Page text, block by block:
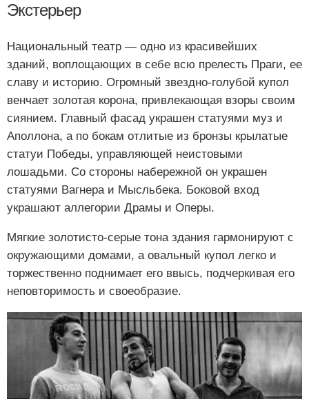
Экстерьер
Национальный театр — одно из красивейших
зданий, воплощающих в себе всю прелесть Праги, ее
славу и историю. Огромный звездно-голубой купол
венчает золотая корона, привлекающая взоры своим
сиянием. Главный фасад украшен статуями муз и
Аполлона, а по бокам отлитые из бронзы крылатые
статуи Победы, управляющей неистовыми
лошадьми. Со стороны набережной он украшен
статуями Вагнера и Мысльбека. Боковой вход
украшают аллегории Драмы и Оперы.
Мягкие золотисто-серые тона здания гармонируют с
окружающими домами, а овальный купол легко и
торжественно поднимает его ввысь, подчеркивая его
неповторимость и своеобразие.